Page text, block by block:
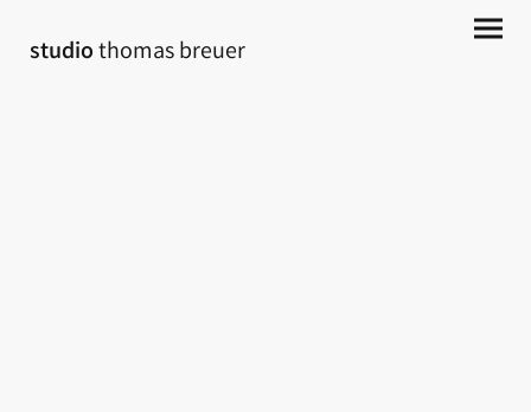
studiothomas breuer